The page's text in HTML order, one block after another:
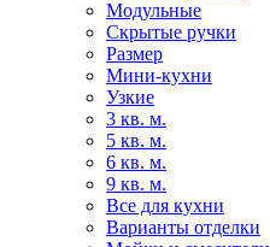
Модульные
Скрытые ручки
Размер
Мини-кухни
Узкие
3 кв. м.
5 кв. м.
6 кв. м.
9 кв. м.
Все для кухни
Варианты отделки